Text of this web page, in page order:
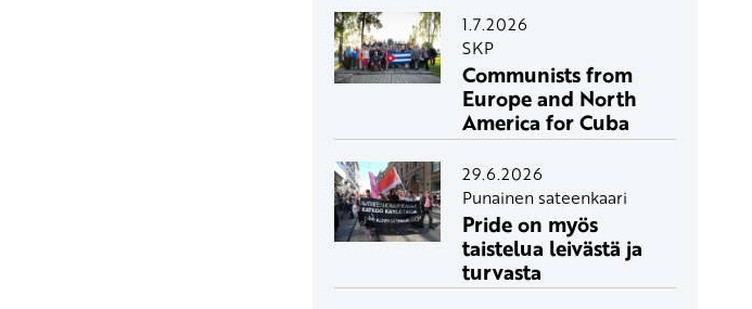
1.7.2026
SKP
Communists from
Europe and North
America for Cuba
29.6.2026
Punainen sateenkaari
Pride on myös
taistelua leivästä ja
turvasta